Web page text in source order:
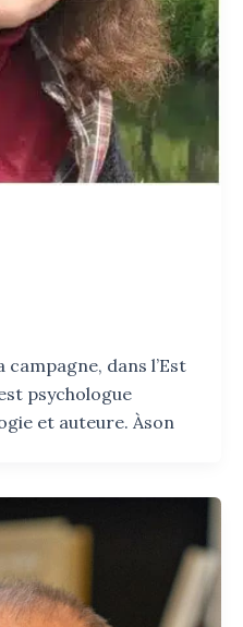
dans l’Est
psychologue
et auteure. Àson